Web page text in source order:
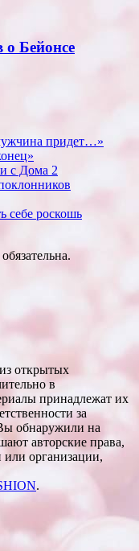
Бейонсе
придет…»
с Дома 2
себе роскошь
открытых
в
принадлежат их
за
обнаружили на
авторские права,
организации,
.